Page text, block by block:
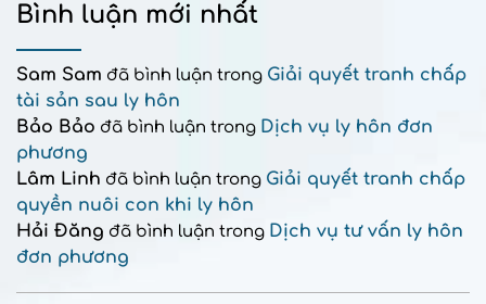
Bình luận mới nhất
Sam Sam đã bình luận trong Giải quyết tranh chấp
tài sản sau ly hôn
Bảo Bảo đã bình luận trong Dịch vụ ly hôn đơn
phương
Lâm Linh đã bình luận trong Giải quyết tranh chấp
quyền nuôi con khi ly hôn
Hải Đăng đã bình luận trong Dịch vụ tư vấn ly hôn
đơn phương